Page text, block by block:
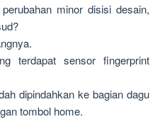
minor disisi desain,
terdapat sensor fingerprint
dipindahkan ke bagian dagu
tombol home.